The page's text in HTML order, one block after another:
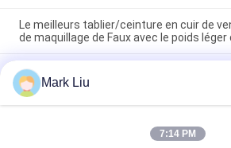
Le meilleurs tablier/ceinture en cuir de
de maquillage de Faux avec le poids léger
Support mignon de papeterie de stylo de
maquillage de voyage de fermeture de
vague de poche de trousse d'écolier
Sac professionnel de stockage de
d'article de toilette de poche de petit pain
Mark Liu
7:14 PM